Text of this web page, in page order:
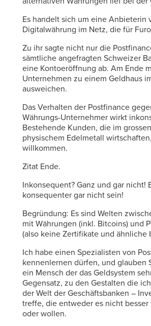
Es handelt sich um eine Anbieterin
Digitalwährung im Netz, die für
Zu ihr sagte nicht nur die
sämtliche angefragten Schweizer
eine Kontoeröffnung ab. Am Ende
Unternehmen zu einem Geldhaus
ausweichen.
Das Verhalten der Postfinance
Währungs-Unternehmer wirkt
Bestehende Kunden, die im
physischem Edelmetall
willkommen.
Zitat Ende.
Inkonsequent? Ganz und gar nicht!
konsequenter gar nicht sein!
Begründung: Es sind Welten
mit Währungen (inkl. Bitcoins) und
(also keine Zertifikate und ähnliche
Ich habe einen Spezialisten von
kennenlernen dürfen, und glauben
ein Mensch der das Geldsystem
Gegensatz, zu den Gestalten die
der Welt der Geschäftsbanken –
treffe, die entweder es nicht besser
oder wollen.